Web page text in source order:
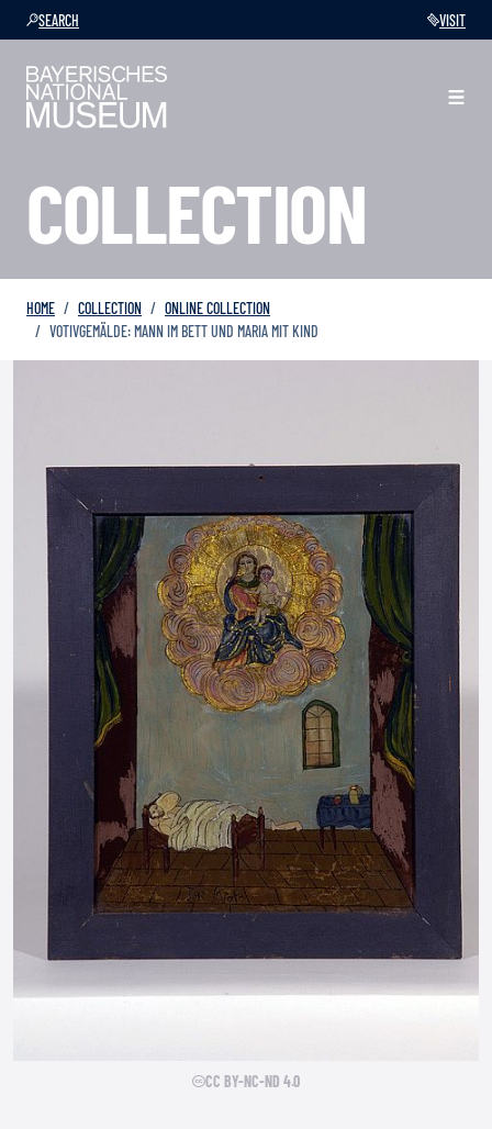
SEARCH VISIT
COLLECTION
HOME COLLECTION
ONLINE COLLECTION
VOTIVGEMÄLDE: MANN IM BETT UND MARIA MIT KIND
CC BY-NC-ND 4.0